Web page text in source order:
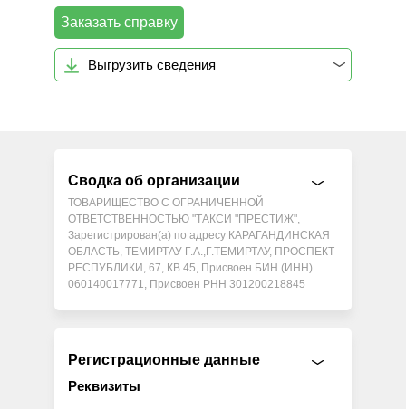
Заказать справку
Выгрузить сведения
Сводка об организации
ТОВАРИЩЕСТВО С ОГРАНИЧЕННОЙ
ОТВЕТСТВЕННОСТЬЮ "ТАКСИ "ПРЕСТИЖ",
Зарегистрирован(а) по адресу КАРАГАНДИНСКАЯ
ОБЛАСТЬ, ТЕМИРТАУ Г.А.,Г.ТЕМИРТАУ, ПРОСПЕКТ
РЕСПУБЛИКИ, 67, КВ 45, Присвоен БИН (ИНН)
060140017771, Присвоен РНН 301200218845
Регистрационные данные
Реквизиты